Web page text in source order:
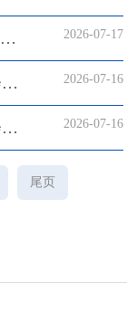
建研国检在中国建研院“百才竞技”科创赛中收获集体与个人奖项 2026-07-17
关于邀请参加中国工程建设标准化协会标准 《传统民居建筑加固修复技术导则》 制订工作... 2026-07-16
关于邀请参加中国工程建设标准化协会标准 《传统民居建筑结构安全性检测评估技术导则》... 2026-07-16
尾页